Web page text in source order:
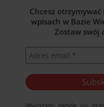
Chcesz
wpisach w Bazie
Zostaw swój